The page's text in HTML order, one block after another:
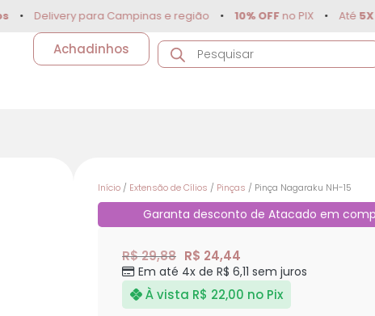
Delivery para Campinas e região • 10% OFFno PIX • Até 5X
Achadinhos
Início / Extensão de Cílios / Pinças / Pinça Nagaraku NH-15
Garanta desconto de Atacado em
R$ 29,88 R$ 24,44
Em até 4x de R$ 6,11 sem juros
À vista R$ 22,00 no Pix